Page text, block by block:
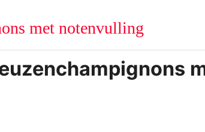
met notenvulling